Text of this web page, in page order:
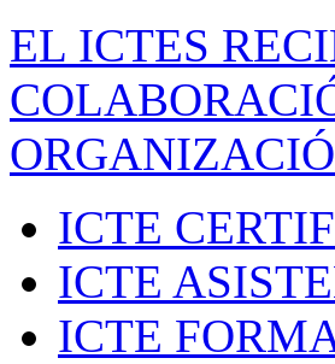
EL ICTES
ICTE
ICTE
ICTE